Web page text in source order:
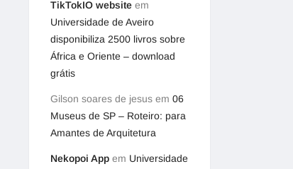
TikTokIO website em
Universidade de Aveiro
disponibiliza 2500 livros sobre
África e Oriente – download
grátis
Gilson soares de jesus em 06
Museus de SP – Roteiro: para
Amantes de Arquitetura
Nekopoi App em Universidade